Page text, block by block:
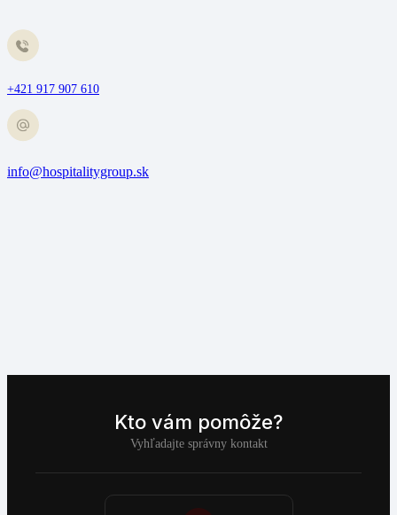
+421 917 907 610
info@hospitalitygroup.sk
Kto vám pomôže?
Vyhľadajte správny kontakt